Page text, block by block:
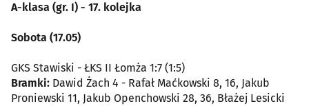
A-klasa (gr. I) - 17. kolejka
Sobota (17.05)
GKS Stawiski - ŁKS II Łomża 1:7 (1:5)
Bramki: Dawid Żach 4 - Rafał Maćkowski 8, 16, Jakub
Proniewski 11, Jakub Openchowski 28, 36, Błażej Lesicki